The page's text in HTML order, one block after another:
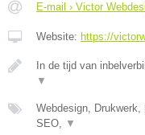
E-mail › Victor
Website: https://
In de tijd van
▼
Webdesign,
SEO, ▼